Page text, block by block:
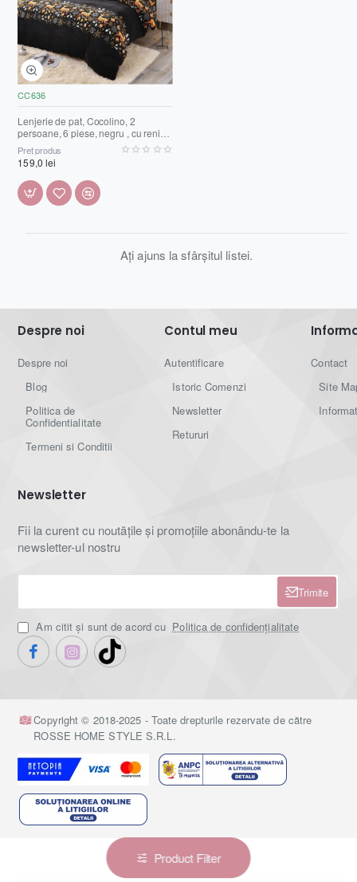
CC636
Lenjerie de pat, Cocolino, 2
persoane, 6 piese, negru , cu reni
aurii, CC636
Preț produs
159,0 lei
Ați ajuns la sfârșitul listei.
Despre noi
Despre noi
Blog
Politica de
Confidentialitate
Termeni si Conditii
Contul meu
Autentificare
Istoric Comenzi
Newsletter
Retururi
Contact
Site
Newsletter
Fii la curent cu noutățile și promoțiile abonându-te la
newsletter-ul nostru
Trimite
Am citit şi sunt de acord cu Politica de confidențialitate
Copyright © 2018-2025 - Toate drepturile rezervate de către
ROSSE HOME STYLE S.R.L.
Product Filter